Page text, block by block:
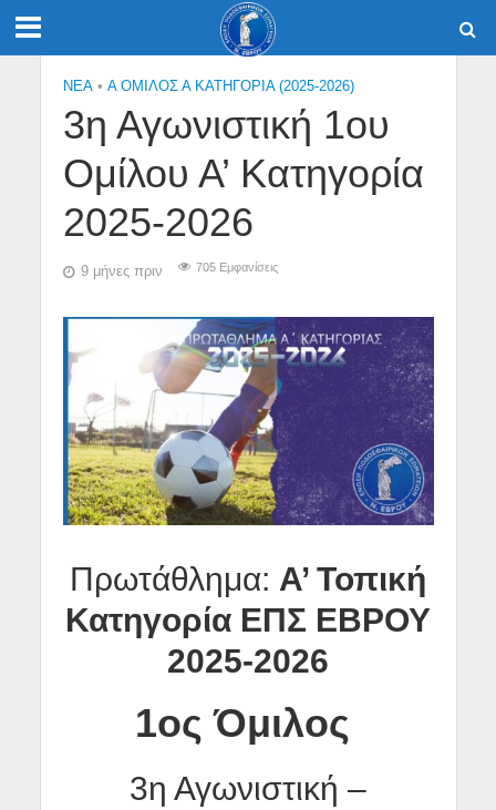
NEA • Α ΟΜΙΛΟΣ Α ΚΑΤΗΓΟΡΙΑ (2025-2026)
3η Αγωνιστική 1ου
Ομίλου Α’ Κατηγορία
2025-2026
9 μήνες πριν 705 Εμφανίσεις
Πρωτάθλημα: Α’ Τοπική
Κατηγορία ΕΠΣ ΕΒΡΟΥ
2025-2026
1ος Όμιλος
3η Αγωνιστική –